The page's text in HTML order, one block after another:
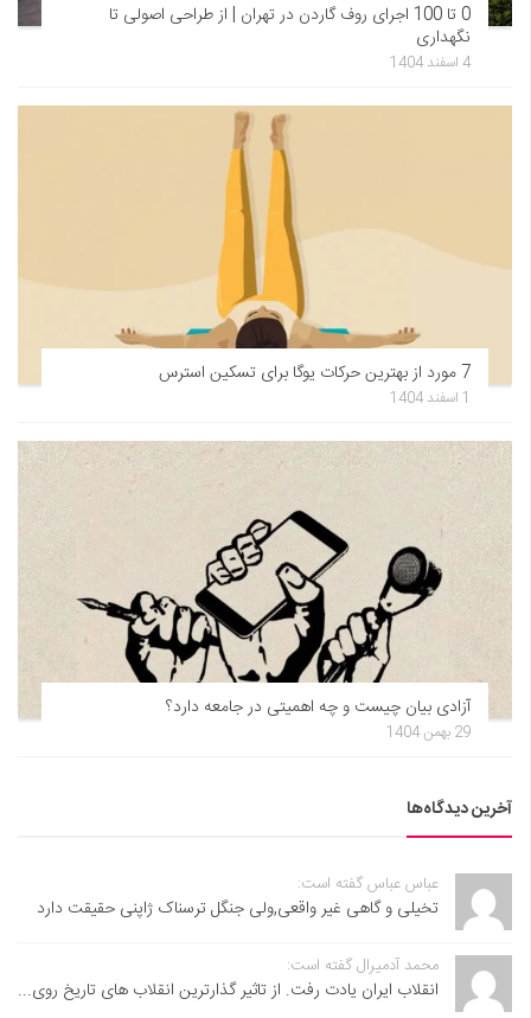
0 تا 100 اجرای روف گاردن در تهران | از طراحی اصولی تا
نگهداری
4 اسفند 1404
7 مورد از بهترین حرکات یوگا برای تسکین استرس
1 اسفند 1404
آزادی بیان چیست و چه اهمیتی در جامعه دارد؟
29 بهمن 1404
آخرین دیدگاه‌ها
عباس عباس گفته است:
تخیلی و گاهی غیر واقعی,ولی جنگل ترسناک ژاپنی حقیقت دارد
محمد آدمیرال گفته است:
انقلاب ایران یادت رفت. از تاثیر گذارترین انقلاب های تاریخ روی...